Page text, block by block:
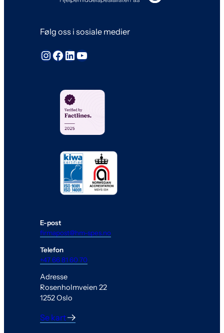
Følg oss i sosiale medier
InstagramFacebook LinkedIn YouTube
E-post
firmapost@hm-spes.no
Telefon
+47 66 81 60 70
Adresse
Rosenholmveien 22
1252 Oslo
Se kart